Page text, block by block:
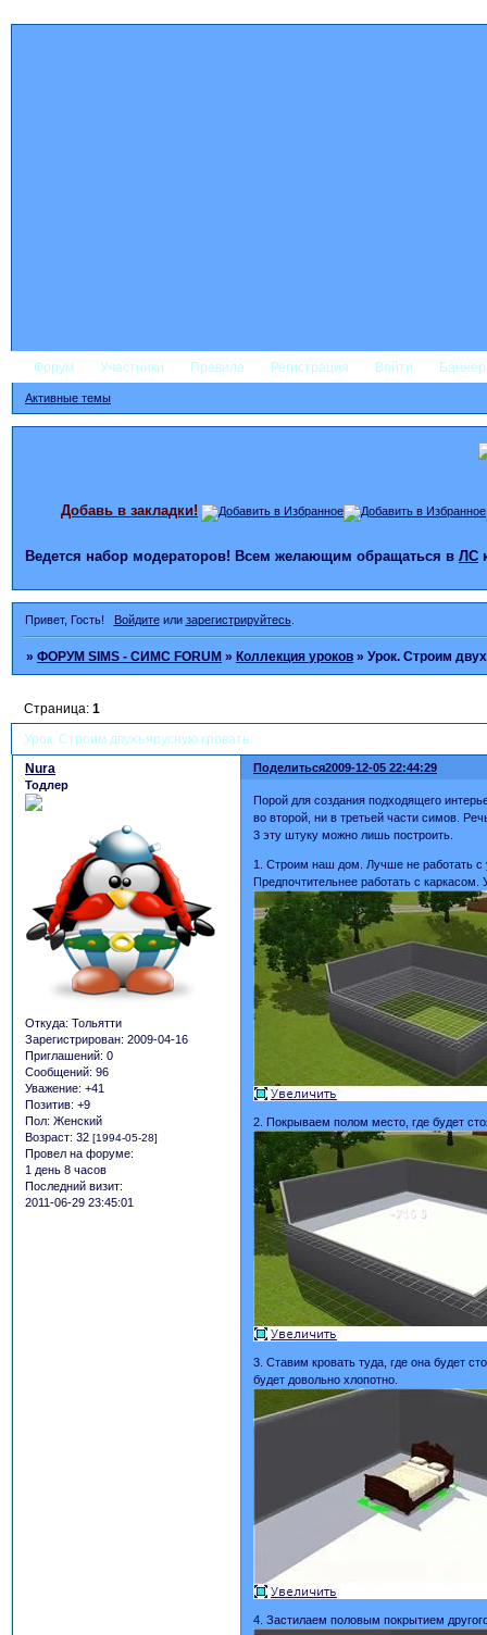
Форум Участники Правила Регистрация Войти
Активные темы
Добавь в закладки!
Ведется набор модераторов! Всем желающим обращаться в ЛС
Привет, Гость! Войдитеили зарегистрируйтесь.
»ФОРУМ SIMS - СИМС FORUM »Коллекция уроков »Урок. Строим
Урок. Строим двухъярусную кровать.
Страница:1
Поделиться2009-12-05 22:44:29
Nura
Тодлер
Откуда: Тольятти
Зарегистрирован: 2009-04-16
Приглашений: 0
Сообщений: 96
Уважение: +41
Позитив: +9
Пол: Женский
Возраст: 32 [1994-05-28]
Провел на форуме:
1 день 8 часов
Последний визит:
2011-06-29 23:45:01
Порой для создания подходящего
во второй, ни в третьей части симов.
3 эту штуку можно лишь построить.
1. Строим наш дом. Лучше не работать с
Предпочтительнее работать с
2. Покрываем полом место, где будет
3. Ставим кровать туда, где она будет
будет довольно хлопотно.
4. Застилаем половым покрытием